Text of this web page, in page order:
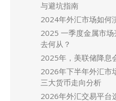
与避坑指南
2024年外汇市场如何
2025 一季度金属市
去何从？
2025年，美联储降息
2026年下半年外汇市
三大货币走向分析
2026年外汇交易平台